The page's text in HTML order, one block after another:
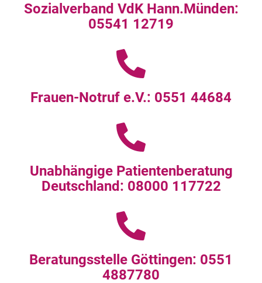
Sozialverband VdK Hann.Münden:
05541 12719
Frauen-Notruf e.V.: 0551 44684
Unabhängige Patientenberatung
Deutschland: 08000 117722
Beratungsstelle Göttingen: 0551
4887780